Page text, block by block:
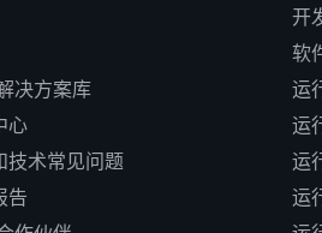
决方案库
心
技术常见问题
告
开
软
运
运
运
运